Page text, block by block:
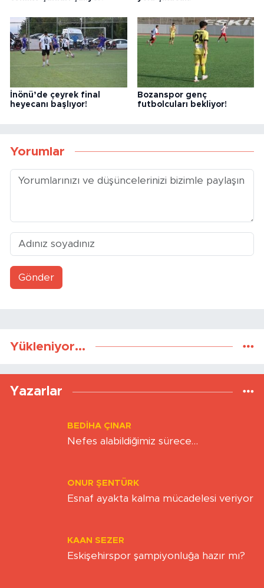
İnönü’de çeyrek final
heyecanı başlıyor!
Bozanspor genç
futbolcuları bekliyor!
Yorumlar
Gönder
Yükleniyor...
Yazarlar
BEDIHA ÇINAR
Nefes alabildiğimiz sürece…
ONUR ŞENTÜRK
Esnaf ayakta kalma mücadelesi veriyor
KAAN SEZER
Eskişehirspor şampiyonluğa hazır mı?